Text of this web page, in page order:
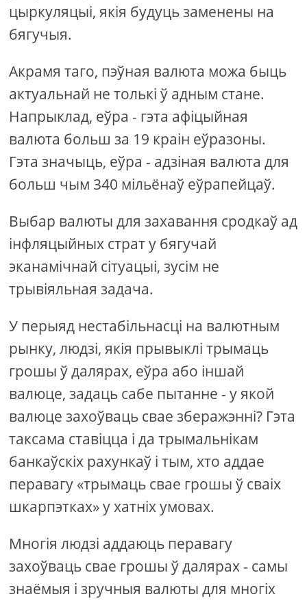
цыркуляцыі, якія будуць заменены на
бягучыя.
Акрамя таго, пэўная валюта можа быць
актуальнай не толькі ў адным стане.
Напрыклад, еўра - гэта афіцыйная
валюта больш за 19 краін еўразоны.
Гэта значыць, еўра - адзіная валюта для
больш чым 340 мільёнаў еўрапейцаў.
Выбар валюты для захавання сродкаў ад
інфляцыйных страт у бягучай
эканамічнай сітуацыі, зусім не
трывіяльная задача.
У перыяд нестабільнасці на валютным
рынку, людзі, якія прывыклі трымаць
грошы ў далярах, еўра або іншай
валюце, задаць сабе пытанне - у якой
валюце захоўваць свае зберажэнні? Гэта
таксама ставіцца і да трымальнікам
банкаўскіх рахункаў і тым, хто аддае
перавагу «трымаць свае грошы ў сваіх
шкарпэтках» у хатніх умовах.
Многія людзі аддаюць перавагу
захоўваць свае грошы ў далярах - самы
знаёмыя і зручныя валюты для многіх